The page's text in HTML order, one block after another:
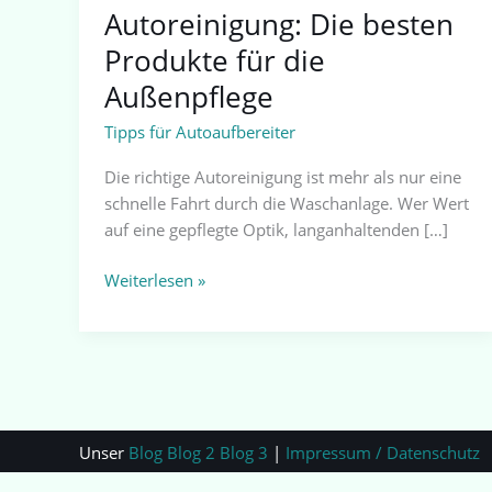
Autoreinigung: Die besten
Produkte für die
Außenpflege
Tipps für Autoaufbereiter
Die richtige Autoreinigung ist mehr als nur eine
schnelle Fahrt durch die Waschanlage. Wer Wert
auf eine gepflegte Optik, langanhaltenden […]
Weiterlesen »
Unser Blog Blog 2 Blog 3 | Impressum / Datenschutz